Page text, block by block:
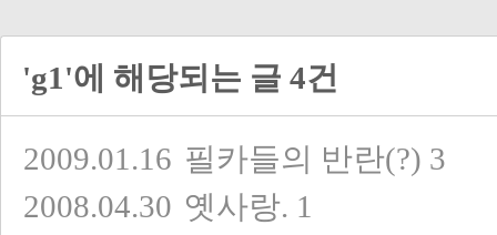
'g1'에 해당되는 글 4건
2009.01.16 필카들의 반란(?) 3
2008.04.30 옛사랑. 1